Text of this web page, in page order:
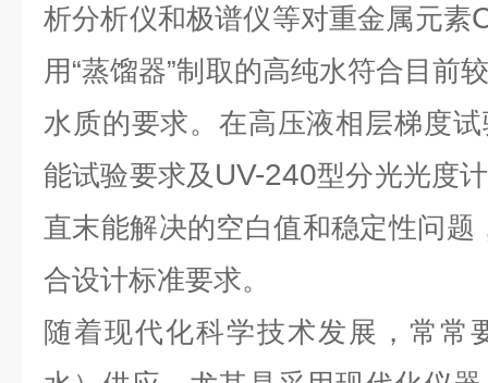
析分析仪和极谱仪等对重金属元素
用“蒸馏器”制取的高纯水符合目前
水质的要求。在高压液相层梯度
能试验要求及 UV-240型分光光度
直末能解决的空白值和稳定性问
合设计标准要求。
随着现代化科学技术发展，常常